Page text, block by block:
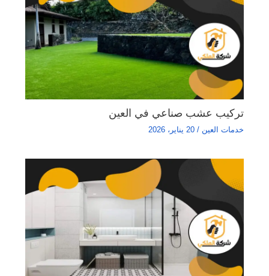
تركيب عشب صناعي في العين
خدمات العين / 20 يناير، 2026